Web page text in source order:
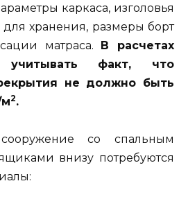
каркаса, изголовья
хранения, размеры борт
матраса. В расчетах
учитывать факт, что
не должно быть
м2.
со спальным
внизу потребуются